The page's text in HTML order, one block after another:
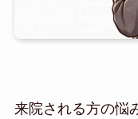
来院される方の悩